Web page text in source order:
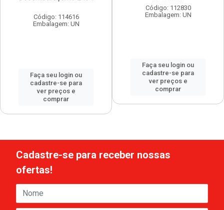
Código: 114616
Embalagem: UN
Faça seu login ou
cadastre-se para
ver preços e
comprar
Código: 112830
Embalagem: UN
Faça seu login ou
cadastre-se para
ver preços e
comprar
Cadastre-se para receber nossas
ofertas!